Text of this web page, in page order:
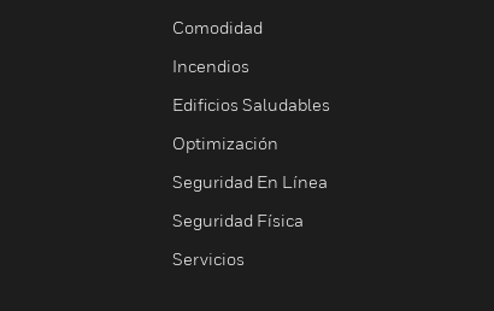
Comodidad
Incendios
Edificios Saludables
Optimización
Seguridad En Línea
Seguridad Física
Servicios